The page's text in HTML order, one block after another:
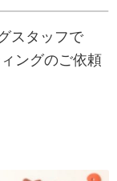
スタッフで
ングのご依頼